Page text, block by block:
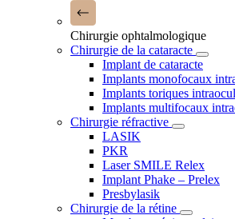
Chirurgie ophtalmologique
Chirurgie de la cataracte
Implant de cataracte
Implants monofocaux
Implants toriques
Implants multifocaux
Chirurgie réfractive
LASIK
PKR
Laser SMILE Relex
Implant Phake – Prelex
Presbylasik
Chirurgie de la rétine